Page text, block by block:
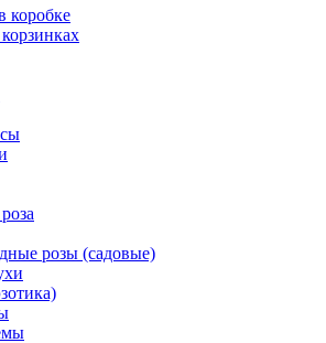
коробке
розы (садовые)